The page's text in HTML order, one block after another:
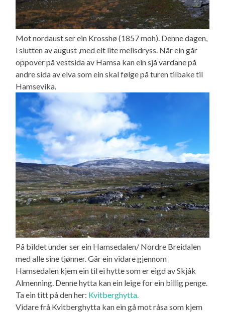
Mot nordaust ser ein Krosshø (1857 moh). Denne dagen,
i slutten av august ,med eit lite melisdryss. Når ein går
oppover på vestsida av Hamsa kan ein sjå vardane på
andre sida av elva som ein skal følge på turen tilbake til
Hamsevika.
På bildet under ser ein Hamsedalen/ Nordre Breidalen
med alle sine tjønner. Går ein vidare gjennom
Hamsedalen kjem ein til ei hytte som er eigd av Skjåk
Almenning. Denne hytta kan ein leige for ein billig penge.
Ta ein titt på den her: Kvitberghytta.
Vidare frå Kvitberghytta kan ein gå mot råsa som kjem